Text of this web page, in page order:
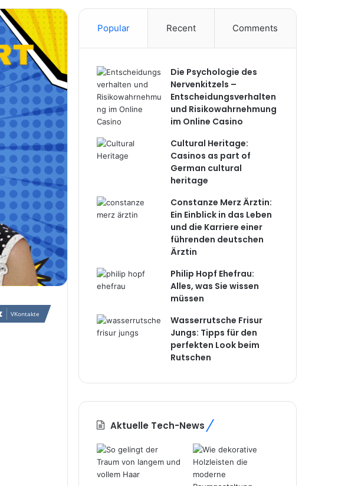
VKontakte
Popular Recent Comments
Die Psychologie des
Nervenkitzels –
Entscheidungsverhalten
und Risikowahrnehmung
im Online Casino
Cultural Heritage:
Casinos as part of
German cultural
heritage
Constanze Merz Ärztin:
Ein Einblick in das Leben
und die Karriere einer
führenden deutschen
Ärztin
Philip Hopf Ehefrau:
Alles, was Sie wissen
müssen
Wasserrutsche Frisur
Jungs: Tipps für den
perfekten Look beim
Rutschen
Aktuelle Tech-News